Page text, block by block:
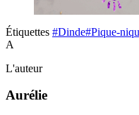
Étiquettes #Dinde#Pique-
A
L'auteur
Aurélie